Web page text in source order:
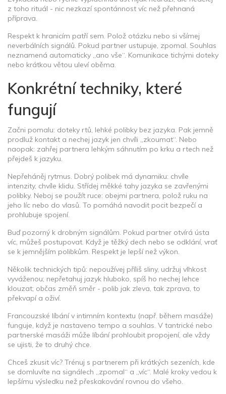
z toho rituál - nic nezkazí spontánnost víc než přehnaná
příprava.
Respekt k hranicím patří sem. Polož otázku nebo si všímej
neverbálních signálů. Pokud partner ustupuje, zpomal. Souhlas
neznamená automaticky „ano vše“. Komunikace tichými doteky
nebo krátkou větou uleví oběma.
Konkrétní techniky, které
fungují
Začni pomalu: doteky rtů, lehké polibky bez jazyka. Pak jemně
prodluž kontakt a nechej jazyk jen chvíli „zkoumat“. Nebo
naopak: zahřej partnera lehkým sáhnutím po krku a rtech než
přejdeš k jazyku.
Nepřeháněj rytmus. Dobrý polibek má dynamiku: chvíle
intenzity, chvíle klidu. Střídej měkké tahy jazyka se zavřenými
polibky. Neboj se použít ruce: obejmi partnera, polož ruku na
jeho líc nebo do vlasů. To pomáhá navodit pocit bezpečí a
prohlubuje spojení.
Buď pozorný k drobným signálům. Pokud partner otvírá ústa
víc, můžeš postupovat. Když je těžký dech nebo se odklání, vrať
se k jemnějším polibkům. Respekt je lepší než výkon.
Několik technických tipů: nepoužívej příliš sliny, udržuj vlhkost
vyváženou; nepřetahuj jazyk hluboko, spíš ho nechej lehce
klouzat; občas změň směr - polib jak zleva, tak zprava, to
překvapí a oživí.
Francouzské líbání v intimním kontextu (např. během masáže)
funguje, když je nastaveno tempo a souhlas. V tantrické nebo
partnerské masáži může líbání prohloubit propojení, ale vždy
se ujisti, že to druhý chce.
Chceš zkusit víc? Trénuj s partnerem při krátkých sezeních, kde
se domluvíte na signálech „zpomal“ a „víc“. Malé kroky vedou k
lepšímu výsledku než přeskakování rovnou do všeho.